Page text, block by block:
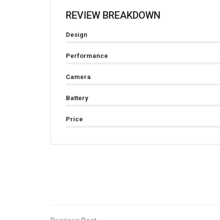
REVIEW BREAKDOWN
Design
Performance
Camera
Battery
Price